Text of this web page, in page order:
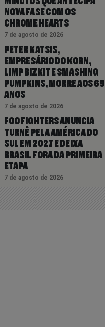
NOVA FASE COM OS
CHROME HEARTS
7 de agosto de 2026
PETER KATSIS,
EMPRESÁRIO DO KORN,
LIMP BIZKIT E SMASHING
PUMPKINS, MORRE AOS 69
ANOS
7 de agosto de 2026
FOO FIGHTERS ANUNCIA
TURNÊ PELA AMÉRICA DO
SUL EM 2027 E DEIXA
BRASIL FORA DA PRIMEIRA
ETAPA
7 de agosto de 2026